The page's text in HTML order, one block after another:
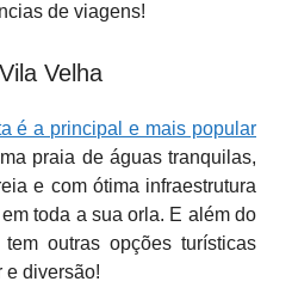
de viagens!
Velha
é a principal e mais popular
praia de águas tranquilas,
e com ótima infraestrutura
toda a sua orla. E além do
outras opções turísticas
e diversão!